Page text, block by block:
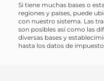
Si tiene muchas bases o
regiones y países, puede
con nuestro sistema. Las
son posibles así como las
diversas bases y
hasta los datos de